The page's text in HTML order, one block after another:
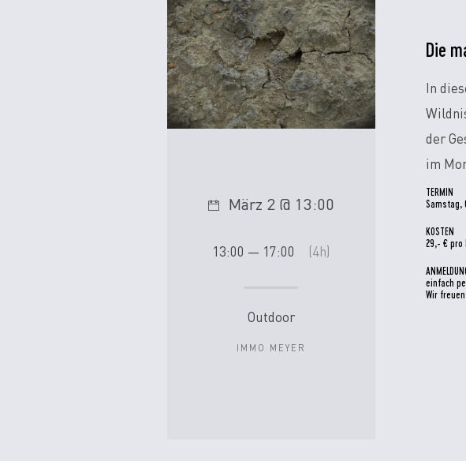
Die
In
der
im
TERMIN
Samstag,
KOSTEN
29,- € pro
einfach
Wir
März 2 @ 13:00
13:00 — 17:00 (4h)
Outdoor
IMMO MEYER